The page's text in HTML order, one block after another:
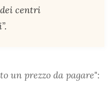
centri
un prezzo da pagare":